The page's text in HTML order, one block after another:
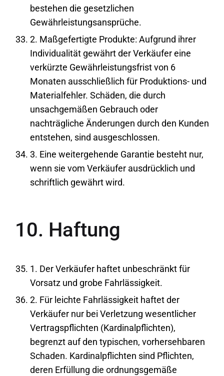
bestehen die gesetzlichen
Gewährleistungsansprüche.
2. Maßgefertigte Produkte: Aufgrund ihrer
Individualität gewährt der Verkäufer eine
verkürzte Gewährleistungsfrist von 6
Monaten ausschließlich für Produktions- und
Materialfehler. Schäden, die durch
unsachgemäßen Gebrauch oder
nachträgliche Änderungen durch den Kunden
entstehen, sind ausgeschlossen.
3. Eine weitergehende Garantie besteht nur,
wenn sie vom Verkäufer ausdrücklich und
schriftlich gewährt wird.
10. Haftung
1. Der Verkäufer haftet unbeschränkt für
Vorsatz und grobe Fahrlässigkeit.
2. Für leichte Fahrlässigkeit haftet der
Verkäufer nur bei Verletzung wesentlicher
Vertragspflichten (Kardinalpflichten),
begrenzt auf den typischen, vorhersehbaren
Schaden. Kardinalpflichten sind Pflichten,
deren Erfüllung die ordnungsgemäße